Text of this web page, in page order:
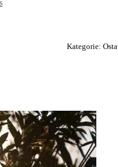
Kategorie: